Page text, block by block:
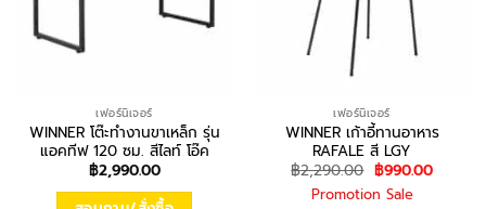
เฟอร์นิเจอร์
WINNER โต๊ะทำงานขาเหล็ก รุ่น
แอคทีฟ 120 ซม. สีไลท์ โอ๊ค
฿2,990.00
เฟอร์นิเจอร์
WINNER เก้าอี้ทานอาหาร
RAFALE สี LGY
฿2,290.00 Original
price
was:
฿990.00Current
Promotion Sale